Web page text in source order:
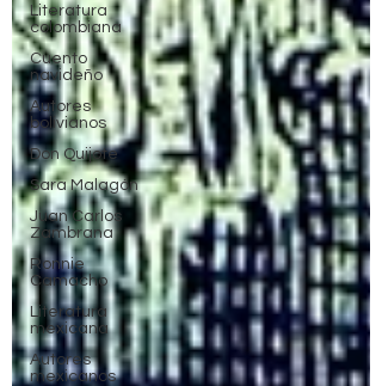
Literatura
colombiana
Cuento
navideño
Autores
bolivianos
Don Quijote
Sara Malagón
Juan Carlos
Zambrana
Ronnie
Camacho
Literatura
mexicana
Autores
mexicanos